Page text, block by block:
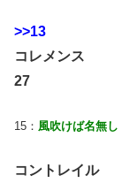
>>13
コレメンス
27
15： 風吹けば名無し
コントレイル